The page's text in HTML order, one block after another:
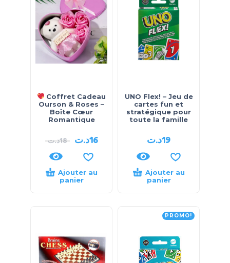
Coffret Cadeau
Ourson & Roses –
Boîte Cœur
Romantique
18د.ت 16د.ت
Ajouter au
panier
UNO Flex! – Jeu de
cartes fun et
stratégique pour
toute la famille
19د.ت
Ajouter au
panier
PROMO!